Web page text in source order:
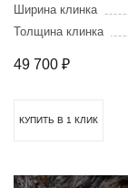
Ширина клинка
Толщина клинка
49 700 ₽
КУПИТЬ В 1 КЛИК